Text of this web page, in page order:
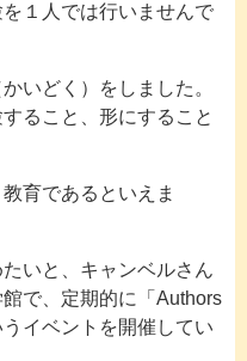
１人では行いませんで
いどく）をしました。
ること、形にすること
育であるといえま
いと、キャンベルさん
で、定期的に「Authors
イベントを開催してい